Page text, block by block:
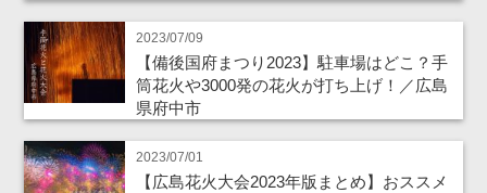
2023/07/09
【備後国府まつり2023】駐車場はどこ？手
筒花火や3000発の花火が打ち上げ！／広島
県府中市
2023/07/01
【広島花火大会2023年版まとめ】おススメ